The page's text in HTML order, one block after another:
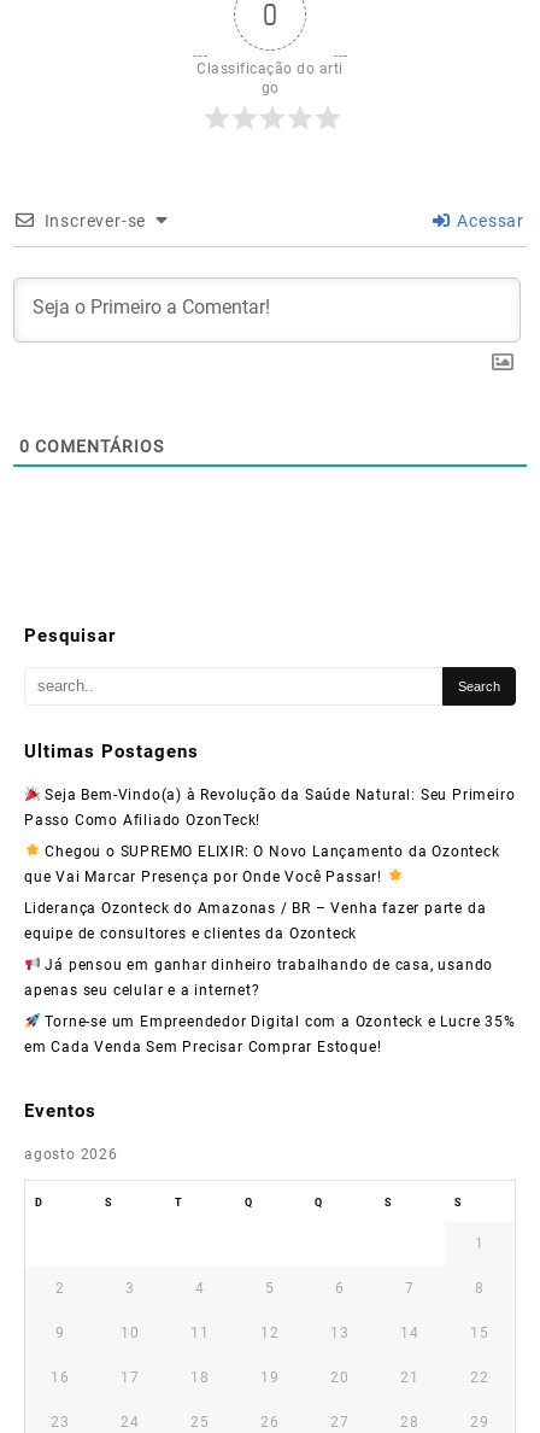
0
Classificação do arti
go
Inscrever-se Acessar
0 COMENTÁRIOS
Pesquisar
Ultimas Postagens
Seja Bem-Vindo(a) à Revolução da Saúde Natural: Seu Primeiro
Passo Como Afiliado OzonTeck!
Chegou o SUPREMO ELIXIR: O Novo Lançamento da Ozonteck
que Vai Marcar Presença por Onde Você Passar!
Liderança Ozonteck do Amazonas / BR – Venha fazer parte da
equipe de consultores e clientes da Ozonteck
Já pensou em ganhar dinheiro trabalhando de casa, usando
apenas seu celular e a internet?
Torne-se um Empreendedor Digital com a Ozonteck e Lucre 35%
em Cada Venda Sem Precisar Comprar Estoque!
Eventos
agosto 2026
D S T Q Q S S
1
2 3 4 5 6 7 8
9 10 11 12 13 14 15
16 17 18 19 20 21 22
23 24 25 26 27 28 29